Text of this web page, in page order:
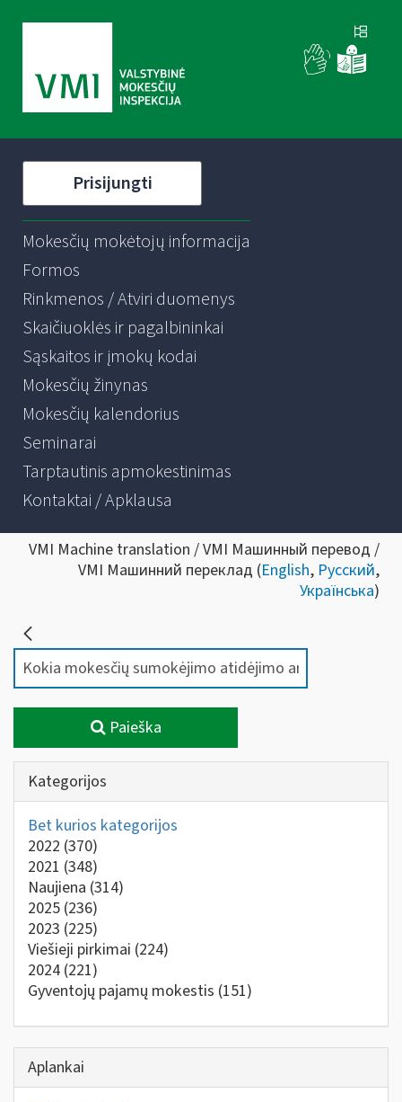
Prisijungti
Mokesčių mokėtojų informacija
Formos
Rinkmenos / Atviri duomenys
Skaičiuoklės ir pagalbininkai
Sąskaitos ir įmokų kodai
Mokesčių žinynas
Mokesčių kalendorius
Seminarai
Tarptautinis apmokestinimas
Kontaktai / Apklausa
VMI Machine translation / VMI Машинный перевод /
VMI Машинний переклад (English, Русский,
Українська)
Paieška
Kategorijos
Bet kurios kategorijos
2022 (370)
2021 (348)
Naujiena (314)
2025 (236)
2023 (225)
Viešieji pirkimai (224)
2024 (221)
Gyventojų pajamų mokestis (151)
Aplankai